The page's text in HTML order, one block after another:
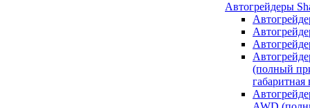
Автогрейдеры
(полный
габаритная